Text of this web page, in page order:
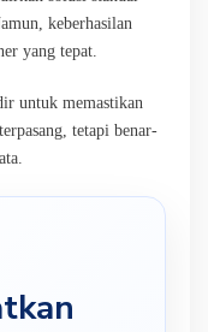
keberhasilan
yang tepat.
untuk memastikan
tetapi benar-